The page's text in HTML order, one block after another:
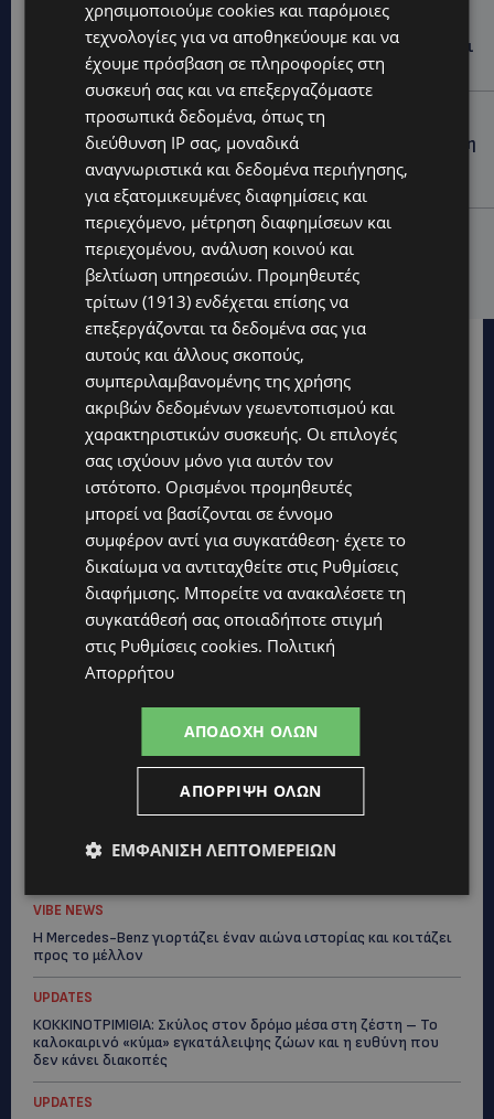
VIBE NEWS
Η Mercedes-Benz γιορτάζει έναν αιώνα ιστορίας και
κοιτάζει προς το μέλλον
UPDATES
ΚΟΚΚΙΝΟΤΡΙΜΙΘΙΑ: Σκύλος στον δρόμο μέσα στη ζέστη
– Το καλοκαιρινό «κύμα» εγκατάλειψης ζώων και η
ευθύνη που δεν κάνει διακοπές
UPDATES
Ο κατασκευαστικός τομέας στην Κύπρο: Ισχυρή
δυναμική εν μέσω αβεβαιότητας
Topics
Διεθνώς αναγνωρισμένα κρασιά στην κορυφαία σχέση
Ξεκίνησε η αντικατάσταση 100 χιλιομέτρων δικτύου
VIBE NEWS
Η Mercedes-Benz γιορτάζει έναν αιώνα ιστορίας και κοιτάζει
προς το μέλλον
UPDATES
ΚΟΚΚΙΝΟΤΡΙΜΙΘΙΑ: Σκύλος στον δρόμο μέσα στη ζέστη – Το
καλοκαιρινό «κύμα» εγκατάλειψης ζώων και η ευθύνη που
δεν κάνει διακοπές
UPDATES
χρησιμοποιούμε cookies και παρόμοιες
τεχνολογίες για να αποθηκεύουμε και να
έχουμε πρόσβαση σε πληροφορίες στη
συσκευή σας και να επεξεργαζόμαστε
προσωπικά δεδομένα, όπως τη
διεύθυνση IP σας, μοναδικά
αναγνωριστικά και δεδομένα περιήγησης,
για εξατομικευμένες διαφημίσεις και
περιεχόμενο, μέτρηση διαφημίσεων και
περιεχομένου, ανάλυση κοινού και
βελτίωση υπηρεσιών. Προμηθευτές
τρίτων (1913) ενδέχεται επίσης να
επεξεργάζονται τα δεδομένα σας για
αυτούς και άλλους σκοπούς,
συμπεριλαμβανομένης της χρήσης
ακριβών δεδομένων γεωεντοπισμού και
χαρακτηριστικών συσκευής. Οι επιλογές
σας ισχύουν μόνο για αυτόν τον
ιστότοπο. Ορισμένοι προμηθευτές
μπορεί να βασίζονται σε έννομο
συμφέρον αντί για συγκατάθεση· έχετε το
δικαίωμα να αντιταχθείτε στις Ρυθμίσεις
διαφήμισης. Μπορείτε να ανακαλέσετε τη
συγκατάθεσή σας οποιαδήποτε στιγμή
στις Ρυθμίσεις cookies. Πολιτική
Απορρήτου
ΑΠΟΔΟΧΉ ΌΛΩΝ
ΑΠΌΡΡΙΨΗ ΌΛΩΝ
ΕΜΦΆΝΙΣΗ ΛΕΠΤΟΜΕΡΕΙΏΝ